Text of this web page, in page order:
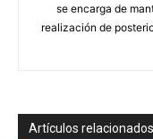
se encarga de
realización de
Artículos relacionados